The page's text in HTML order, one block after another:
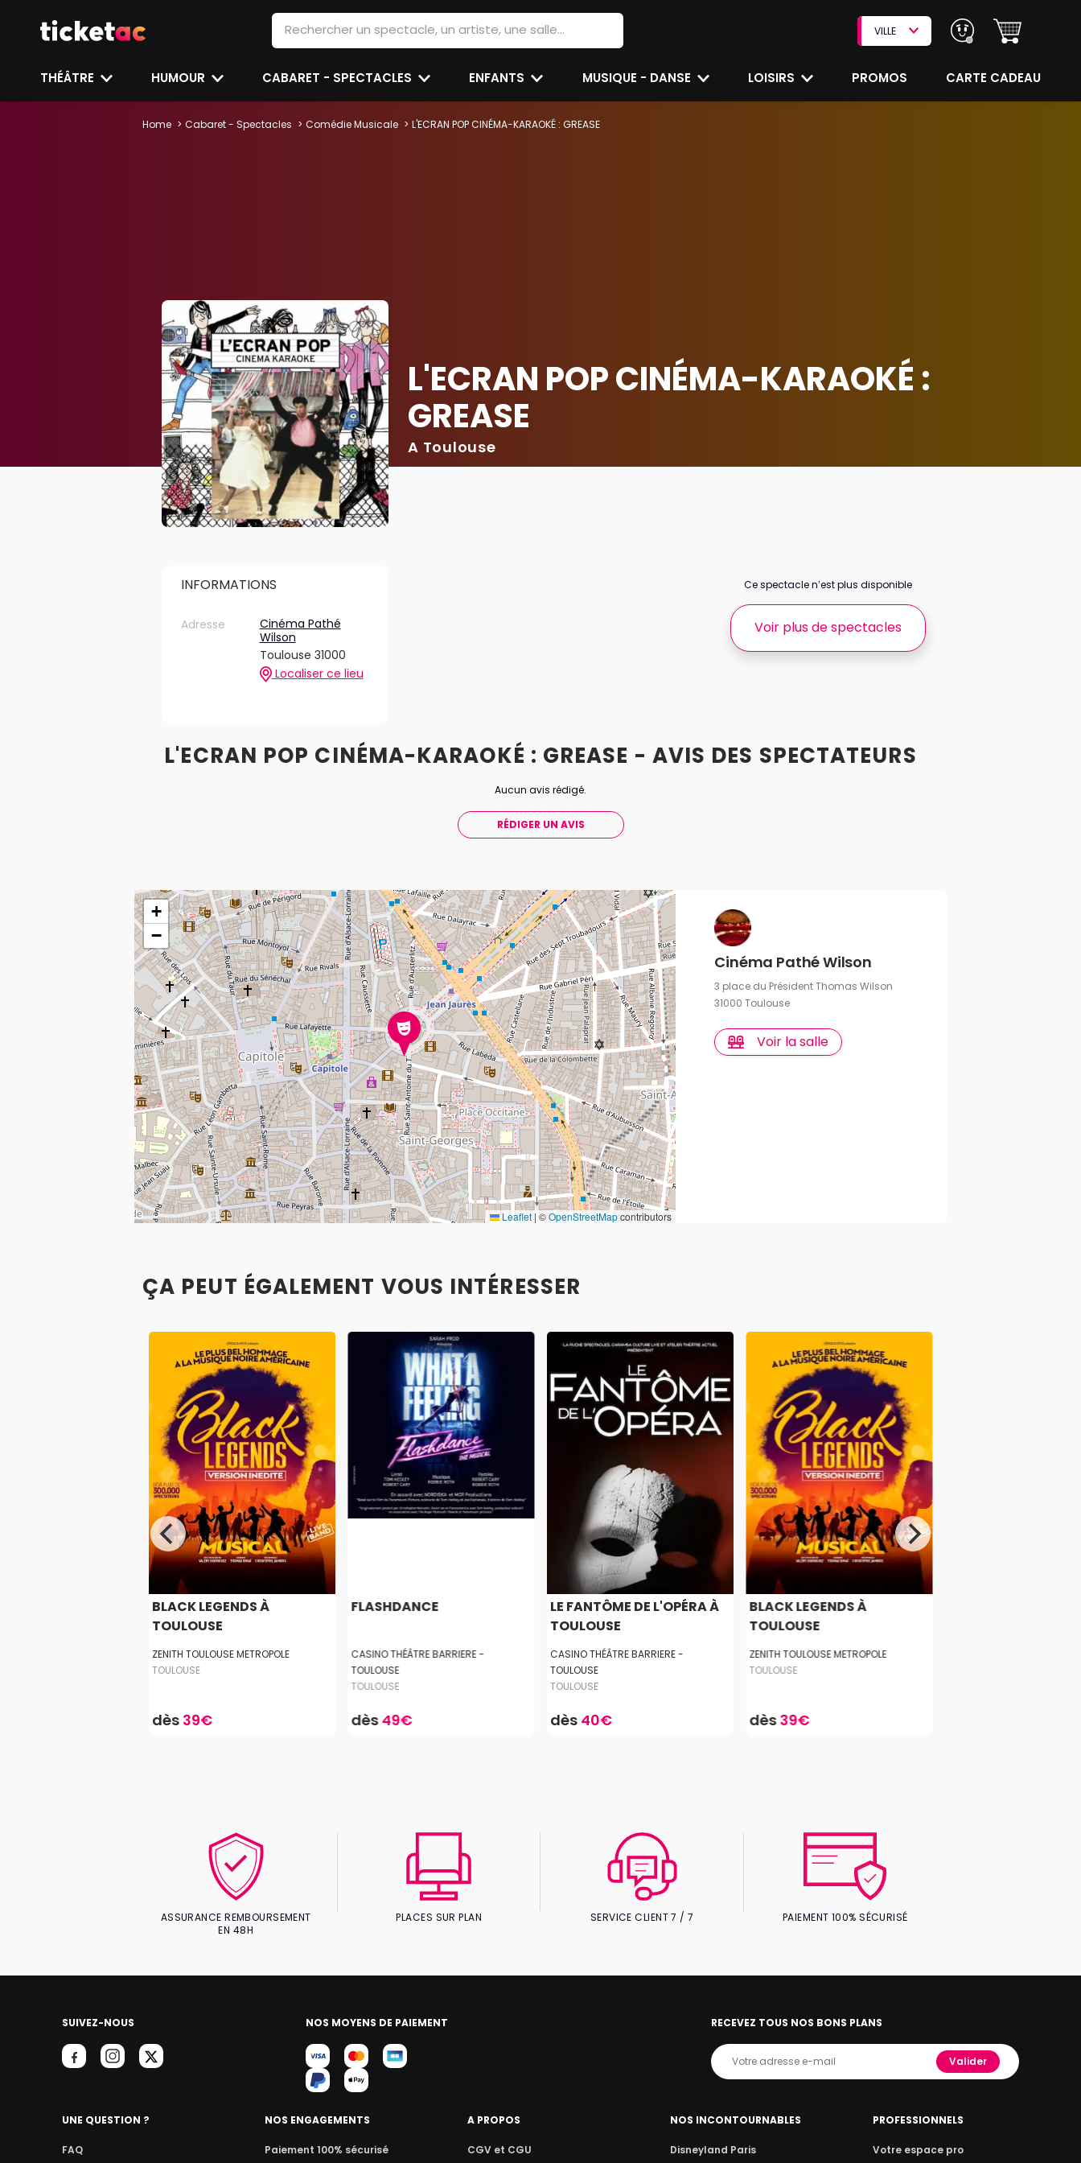
VILLE
THÉÂTRE HUMOUR CABARET - SPECTACLES ENFANTS MUSIQUE - DANSE LOISIRS PROMOS CARTE CADEAU
Home Cabaret - Spectacles Comédie Musicale L'ECRAN POP CINÉMA-KARAOKÉ : GREASE
L'ECRAN POP CINÉMA-KARAOKÉ :
GREASE
A Toulouse
INFORMATIONS
Adresse
Cinéma Pathé
Wilson
Toulouse 31000
Localiser ce lieu
Ce spectacle n’est plus disponible
Voir plus de spectacles
L'ECRAN POP CINÉMA-KARAOKÉ : GREASE - AVIS DES SPECTATEURS
Aucun avis rédigé.
RÉDIGER UN AVIS
+
−
Leaflet | ©OpenStreetMapcontributors
Cinéma Pathé Wilson
3 place du Président Thomas Wilson
31000 Toulouse
Voir la salle
ÇA PEUT ÉGALEMENT VOUS INTÉRESSER
BLACK LEGENDS À
TOULOUSE
ZENITH TOULOUSE METROPOLE
TOULOUSE
dès 39€
FLASHDANCE
CASINO THÉÂTRE BARRIERE -
TOULOUSE
TOULOUSE
dès49€
LE FANTÔME DE L'OPÉRA À
TOULOUSE
CASINO THÉÂTRE BARRIERE -
TOULOUSE
TOULOUSE
dès 40€
BLACK LEGENDS À
TOULOUSE
ZENITH TOULOUSE METROPOLE
TOULOUSE
dès39€
ASSURANCE REMBOURSEMENT
EN 48H
PLACES SUR PLAN SERVICE CLIENT 7 / 7 PAIEMENT 100% SÉCURISÉ
SUIVEZ-NOUS NOS MOYENS DE PAIEMENT RECEVEZ TOUS NOS BONS PLANS
Valider
UNE QUESTION ?
FAQ
NOS ENGAGEMENTS
Paiement 100% sécurisé
A PROPOS
CGV et CGU
NOS INCONTOURNABLES
Disneyland Paris
PROFESSIONNELS
Votre espace pro